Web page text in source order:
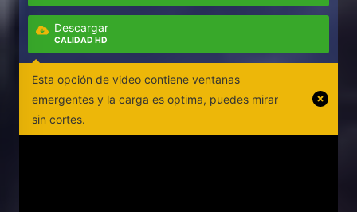
Descargar
CALIDAD HD
Esta opción de video contiene ventanas
emergentes y la carga es optima, puedes mirar
sin cortes.